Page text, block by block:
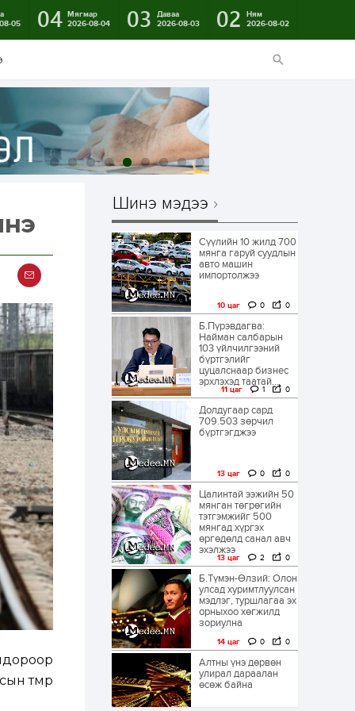
05
04 Мягмар
2026-08-04
03
Даваа
2026-08-03
02
Ням
2026-08-02
төмөр
Шинэ мэдээ
Сүүлийн 10 жилд 700
мянга гаруй суудлын
авто машин
импортолжээ
10 цаг 0 0
Б.Пүрэвдагва:
Найман салбарын
103 үйлчилгээний
бүртгэлийг
цуцалснаар бизнес
эрхлэхэд таатай...
11 цаг 1 0
Долдугаар сард
709.503 зөрчил
бүртгэгджээ
13 цаг 0 0
Цалинтай ээжийн 50
мянган төгрөгийн
тэтгэмжийг 500
мянгад хүргэх
өргөдөлд санал авч
эхэлжээ
13 цаг 2 0
Б.Түмэн-Өлзий: Олон
улсад хуримтлуулсан
мэдлэг, туршлагаа эх
орныхоо хөгжилд
зориулна
14 цаг 0 0
Алтны үнэ дөрвөн
улирал дараалан
өсөж байна